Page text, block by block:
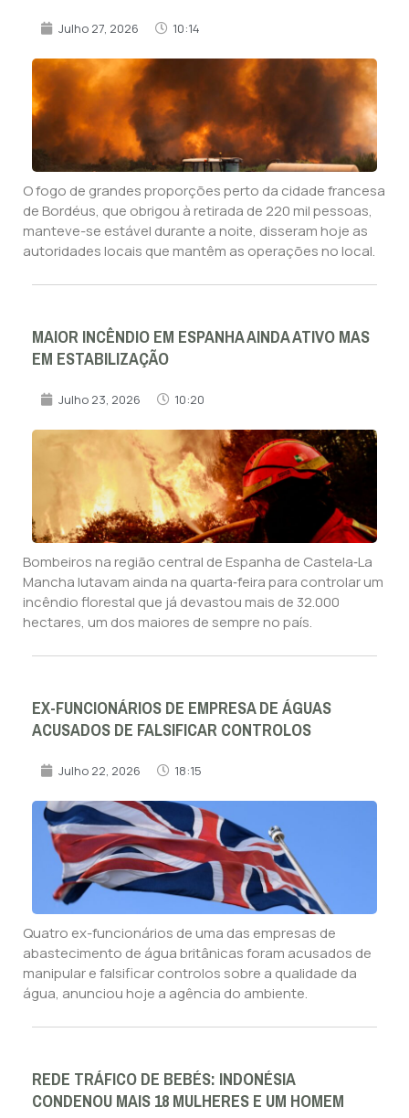
Julho 27, 2026 10:14
O fogo de grandes proporções perto da cidade francesa
de Bordéus, que obrigou à retirada de 220 mil pessoas,
manteve-se estável durante a noite, disseram hoje as
autoridades locais que mantêm as operações no local.
MAIOR INCÊNDIO EM ESPANHA AINDA ATIVO MAS
EM ESTABILIZAÇÃO
Julho 23, 2026 10:20
Bombeiros na região central de Espanha de Castela‑La
Mancha lutavam ainda na quarta‑feira para controlar um
incêndio florestal que já devastou mais de 32.000
hectares, um dos maiores de sempre no país.
EX-FUNCIONÁRIOS DE EMPRESA DE ÁGUAS
ACUSADOS DE FALSIFICAR CONTROLOS
Julho 22, 2026 18:15
Quatro ex-funcionários de uma das empresas de
abastecimento de água britânicas foram acusados de
manipular e falsificar controlos sobre a qualidade da
água, anunciou hoje a agência do ambiente.
REDE TRÁFICO DE BEBÉS: INDONÉSIA
CONDENOU MAIS 18 MULHERES E UM HOMEM